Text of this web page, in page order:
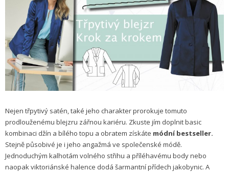
Nejen třpytivý satén, také jeho charakter prorokuje tomuto
prodlouženému blejzru zářnou kariéru. Zkuste jím doplnit basic
kombinaci džín a bílého topu a obratem získáte módní bestseller.
Stejně působivé je i jeho angažmá ve společenské módě.
Jednoduchým kalhotám volného střihu a příléhavému body nebo
naopak viktoriánské halence dodá šarmantní přídech jakobynic. A